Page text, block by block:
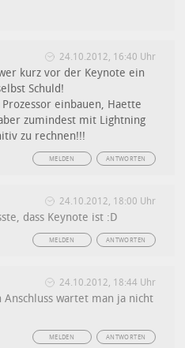
24.10.2012, 16:40 Uhr
kurz vor der Keynote ein
Schuld!
einbauen, Haette
zumindest mit Lightning
zu rechnen!!!
ANTWORTEN
MELDEN
24.10.2012, 18:00 Uhr
dass Keynote ist :D
ANTWORTEN
MELDEN
24.10.2012, 18:44 Uhr
wartet man ja nicht
ANTWORTEN
MELDEN